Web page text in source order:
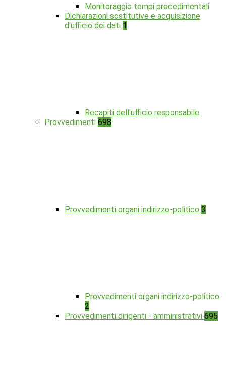
Monitoraggio tempi procedimentali
Dichiarazioni sostitutive e acquisizione
d'ufficio dei dati 1
Recapiti dell'ufficio responsabile
Provvedimenti 698
Provvedimenti organi indirizzo-politico 3
Provvedimenti organi indirizzo-politico
2
Provvedimenti dirigenti - amministrativi 695